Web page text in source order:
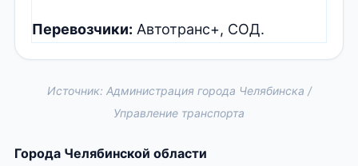
Перевозчики: Автотранс+, СОД.
Источник: Администрация города Челябинска /
Управление транспорта
Города Челябинской области